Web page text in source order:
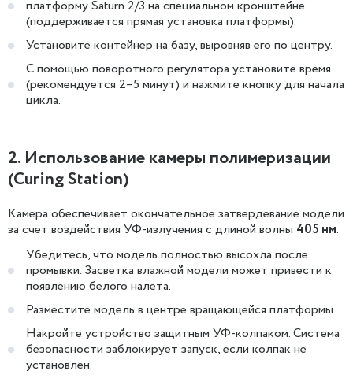
платформу Saturn 2/3 на специальном кронштейне
(поддерживается прямая установка платформы).
Установите контейнер на базу, выровняв его по центру.
С помощью поворотного регулятора установите время
(рекомендуется 2–5 минут) и нажмите кнопку для начала
цикла.
2. Использование камеры полимеризации
(Curing Station)
Камера обеспечивает окончательное затвердевание модели
за счет воздействия УФ-излучения с длиной волны 405 нм.
Убедитесь, что модель полностью высохла после
промывки. Засветка влажной модели может привести к
появлению белого налета.
Разместите модель в центре вращающейся платформы.
Накройте устройство защитным УФ-колпаком. Система
безопасности заблокирует запуск, если колпак не
установлен.